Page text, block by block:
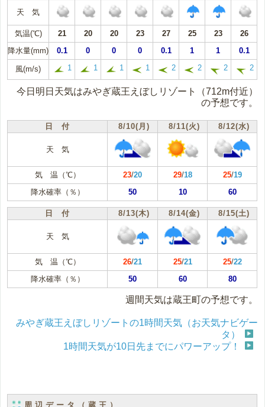
天 気
気温(℃) 21 20 20 23 27 25 23
26
降水量(mm)
0.1 0 0 0 0.1 1 1 0.1
風(m/s) 1 1 1 1 2 2 2 2
今日明日天気はみやぎ蔵王えぼしリゾート（712m付近）
の予想です。
日 付 8/10(月) 8/11(火) 8/12(水)
天 気
気 温（℃） 23/20 29/18 25/19
降水確率（％）
50 10 60
日 付 8/13(木) 8/14(金) 8/15(土)
天 気
気 温（℃） 26/21 25/21 25/22
降水確率（％）
50 60 80
週間天気は蔵王町の予想です。
みやぎ蔵王えぼしリゾートの1時間天気（お天気ナビゲー
タ）
1時間天気が10日先までにパワーアップ！
周辺データ（蔵王）